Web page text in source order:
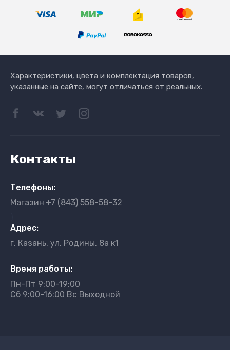
Характеристики, цвета и комплектация товаров,
указанные на сайте, могут отличаться от реальных.
Контакты
Телефоны:
Магазин +7 (843) 558-58-32
Адрес:
г. Казань, ул. Родины, 8а к1
Время работы:
Пн-Пт 9:00-19:00
Сб 9:00-16:00 Вс Выходной